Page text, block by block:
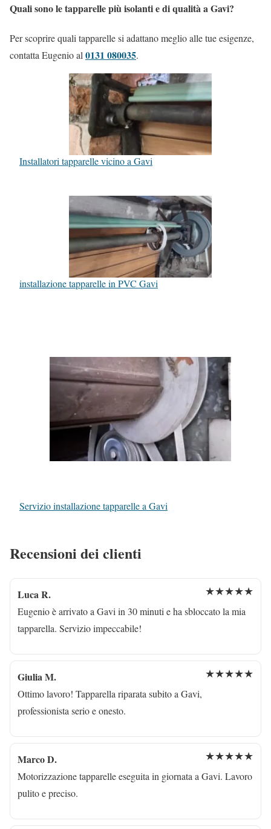
Quali sono le tapparelle più isolanti e di qualità a Gavi?
Per scoprire quali tapparelle si adattano meglio alle tue esigenze,
contatta Eugenio al 0131 080035.
Installatori tapparelle vicino a Gavi
installazione tapparelle in PVC Gavi
Servizio installazione tapparelle a Gavi
Recensioni dei clienti
Luca R. ★★★★★
Eugenio è arrivato a Gavi in 30 minuti e ha sbloccato la mia
tapparella. Servizio impeccabile!
Giulia M. ★★★★★
Ottimo lavoro! Tapparella riparata subito a Gavi,
professionista serio e onesto.
Marco D. ★★★★★
Motorizzazione tapparelle eseguita in giornata a Gavi. Lavoro
pulito e preciso.